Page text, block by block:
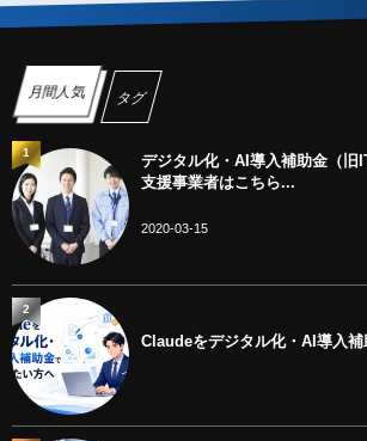
月間人気 タグ
デジタル化・AI導入補助金（旧
支援事業者はこちら...
2020-03-15
1
Claudeをデジタル化・AI導入
2